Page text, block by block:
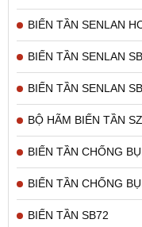
BIẾN TẦN SENLAN
BIẾN TẦN SENLAN
BIẾN TẦN SENLAN
BỘ HÃM BIẾN TẦN
BIẾN TẦN CHỐNG
BIẾN TẦN CHỐNG
BIẾN TẦN SB72